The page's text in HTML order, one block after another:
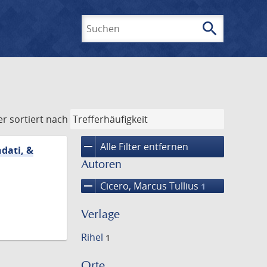
search
sortiert nach
remove Alle Filter entfernen
Autoren
remove Cicero, Marcus Tullius 1
Verlage
Rihel 1
&